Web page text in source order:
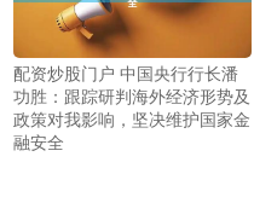
配资炒股门户 中国央行行长潘
功胜：跟踪研判海外经济形势及
政策对我影响，坚决维护国家金
融安全